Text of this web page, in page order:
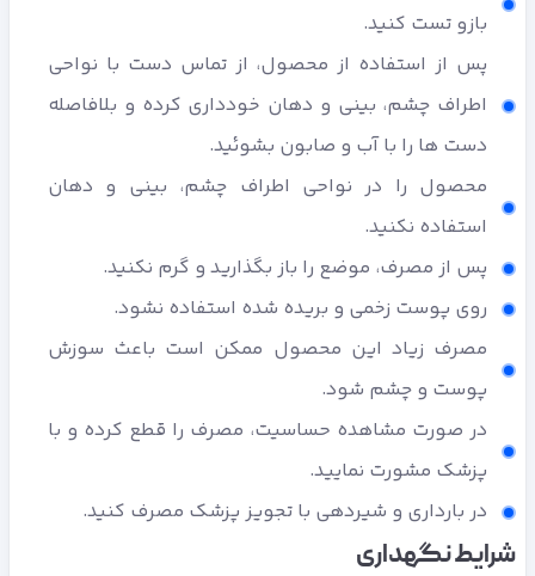
بازو تست کنید.
پس از استفاده از محصول، از تماس دست با نواحی
اطراف چشم، بینی و دهان خودداری کرده و بلافاصله
دست ها را با آب و صابون بشوئید.
محصول را در نواحی اطراف چشم، بینی و دهان
استفاده نکنید.
پس از مصرف، موضع را باز بگذارید و گرم نکنید.
روی پوست زخمی و بریده شده استفاده نشود.
مصرف زیاد این محصول ممکن است باعث سوزش
پوست و چشم شود.
در صورت مشاهده حساسیت، مصرف را قطع کرده و با
پزشک مشورت نمایید.
در بارداری و شیردهی با تجویز پزشک مصرف کنید.
شرایط نگهداری